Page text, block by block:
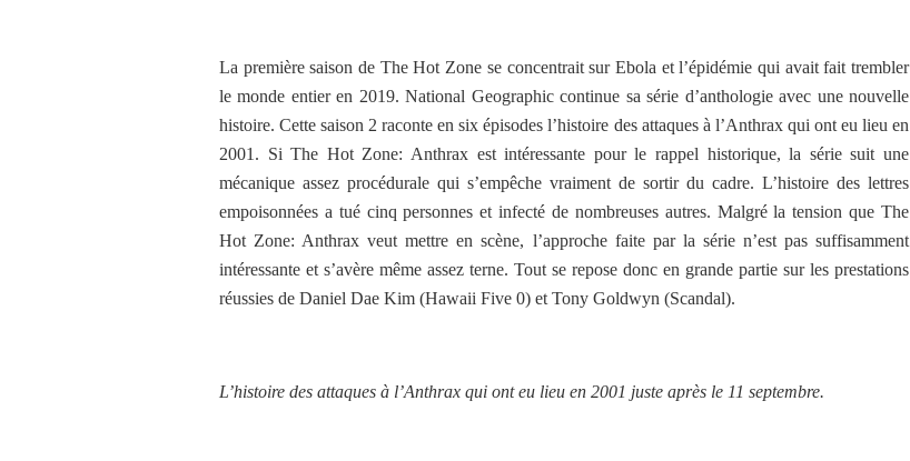
La première saison de The Hot Zone se concentrait sur Ebola et l’épidémie qui avait fait trembler
le monde entier en 2019. National Geographic continue sa série d’anthologie avec une nouvelle
histoire. Cette saison 2 raconte en six épisodes l’histoire des attaques à l’Anthrax qui ont eu lieu en
2001. Si The Hot Zone: Anthrax est intéressante pour le rappel historique, la série suit une
mécanique assez procédurale qui s’empêche vraiment de sortir du cadre. L’histoire des lettres
empoisonnées a tué cinq personnes et infecté de nombreuses autres. Malgré la tension que The
Hot Zone: Anthrax veut mettre en scène, l’approche faite par la série n’est pas suffisamment
intéressante et s’avère même assez terne. Tout se repose donc en grande partie sur les prestations
réussies de Daniel Dae Kim (Hawaii Five 0) et Tony Goldwyn (Scandal).
L’histoire des attaques à l’Anthrax qui ont eu lieu en 2001 juste après le 11 septembre.